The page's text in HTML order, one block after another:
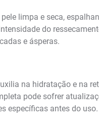
limpa e seca,
do
e ásperas.
na hidratação e na
pode sofrer
específicas antes do uso.